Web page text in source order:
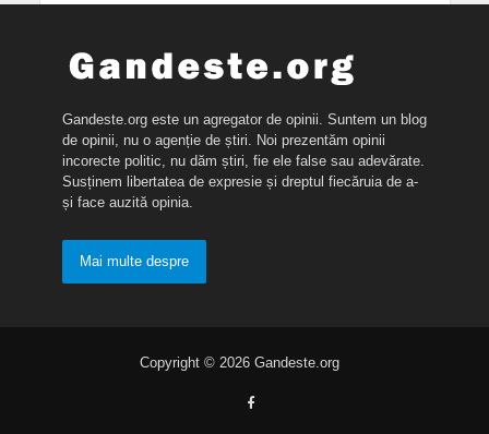
Gandeste.org este un agregator de opinii. Suntem un blog
de opinii, nu o agenție de știri. Noi prezentăm opinii
incorecte politic, nu dăm știri, fie ele false sau adevărate.
Susținem libertatea de expresie și dreptul fiecăruia de a-
și face auzită opinia.
Mai multe despre
Copyright © 2026 Gandeste.org